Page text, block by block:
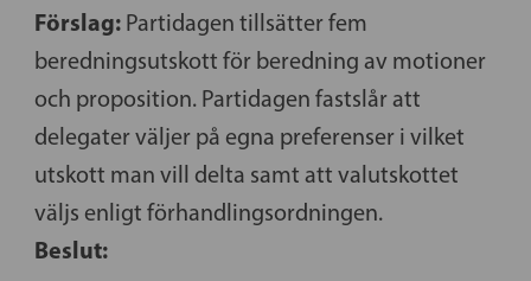
Förslag:Partidagen tillsätter fem
beredningsutskott för beredning av motioner
och proposition. Partidagen fastslår att
delegater väljer på egna preferenser i vilket
utskott man vill delta samt att valutskottet
väljs enligt förhandlingsordningen.
Beslut: